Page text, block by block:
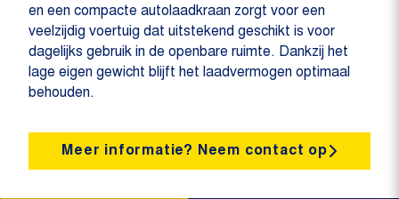
en een compacte autolaadkraan zorgt voor een
veelzijdig voertuig dat uitstekend geschikt is voor
dagelijks gebruik in de openbare ruimte. Dankzij het
lage eigen gewicht blijft het laadvermogen optimaal
behouden.
Meer informatie? Neem contact op